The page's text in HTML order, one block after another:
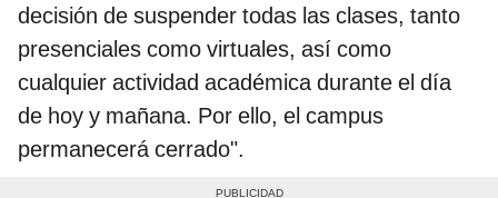
decisión de suspender todas las clases, tanto
presenciales como virtuales, así como
cualquier actividad académica durante el día
de hoy y mañana. Por ello, el campus
permanecerá cerrado".